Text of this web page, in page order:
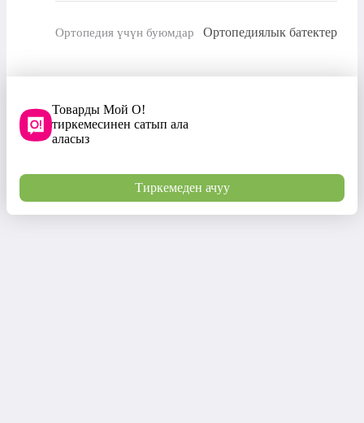
Ортопедия үчүн буюмдар Ортопедиялык батектер
Товарды Мой О!
тиркемесинен сатып ала
аласыз
Тиркемеден ачуу